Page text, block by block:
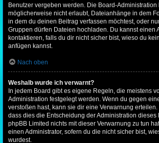
Benutzer vergeben werden. Die Board-Administration
möglicherweise nicht erlaubt, Dateianhänge in dem
in dem du deinen Beitrag verfassen möchtest, oder
Gruppen dürfen Dateien hochladen. Du kannst einen
kontaktieren, falls du dir nicht sicher bist, wieso du
anfügen kannst.
Nach oben
Weshalb wurde ich verwarnt?
In jedem Board gibt es eigene Regeln, die meistens
Administration festgelegt werden. Wenn du gegen
verstoßen hast, kann sie dir eine Verwarnung erteilen.
dass dies die Entscheidung der Administration dieses
phpBB Limited nichts mit dieser Verwarnung zu tun
einen Administrator, sofern du die nicht sicher bist,
wurdest.